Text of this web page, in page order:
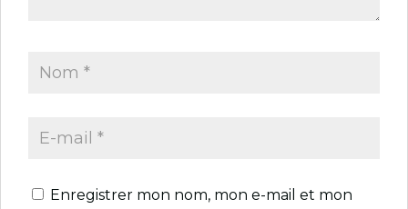
Enregistrer mon nom, mon e-mail et mon